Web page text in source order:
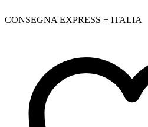
CONSEGNA EXPRESS + ITALIA